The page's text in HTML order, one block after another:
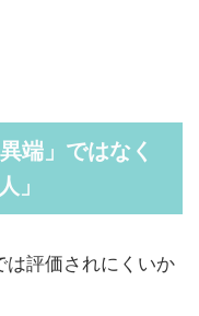
端」ではなく
」
は評価されにくいか